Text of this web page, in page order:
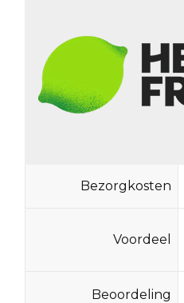
Bezorgkosten
Voordeel
Beoordeling